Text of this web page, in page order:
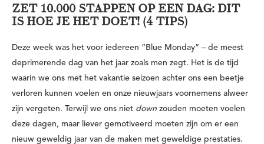
ZET 10.000 STAPPEN OP EEN DAG: DIT
IS HOE JE HET DOET! (4 TIPS)
Deze week was het voor iedereen “Blue Monday” – de meest
deprimerende dag van het jaar zoals men zegt. Het is de tijd
waarin we ons met het vakantie seizoen achter ons een beetje
verloren kunnen voelen en onze nieuwjaars voornemens alweer
zijn vergeten. Terwijl we ons niet down zouden moeten voelen
deze dagen, maar liever gemotiveerd moeten zijn om er een
nieuw geweldig jaar van de maken met geweldige prestaties.